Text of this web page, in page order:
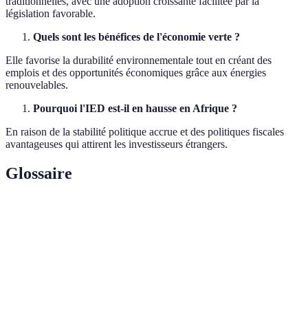
législation favorable.
Quels sont les bénéfices de l'économie verte ?
Elle favorise la durabilité environnementale tout en créant des
emplois et des opportunités économiques grâce aux énergies
renouvelables.
Pourquoi l'IED est-il en hausse en Afrique ?
En raison de la stabilité politique accrue et des politiques fiscales
avantageuses qui attirent les investisseurs étrangers.
Glossaire